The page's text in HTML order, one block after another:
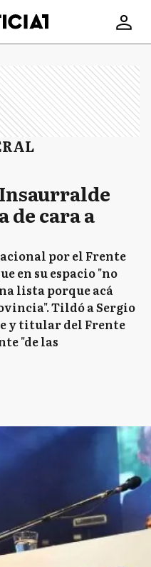
de cara a
por el Frente
en su espacio "no
lista porque acá
Tildó a Sergio
y titular del Frente
"de las